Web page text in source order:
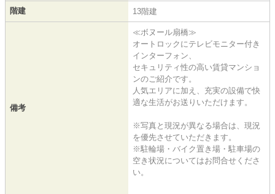
階建 13階建
備考
≪ボヌール扇橋≫
オートロックにテレビモニター付き
インターフォン、
セキュリティ性の高い賃貸マンショ
ンのご紹介です。
人気エリアに加え、充実の設備で快
適な生活がお送りいただけます。
※写真と現況が異なる場合は、現況
を優先させていただきます。
※駐輪場・バイク置き場・駐車場の
空き状況についてはお問合せくださ
い。